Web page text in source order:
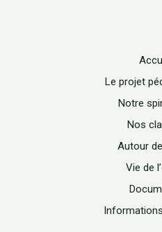
Le projet
Notre
Nos
Autour
Vie de